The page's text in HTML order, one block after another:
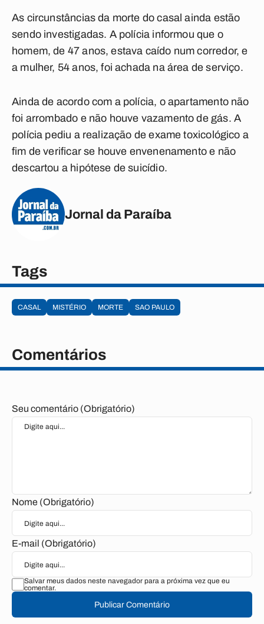
As circunstâncias da morte do casal ainda estão
sendo investigadas. A polícia informou que o
homem, de 47 anos, estava caído num corredor, e
a mulher, 54 anos, foi achada na área de serviço.
Ainda de acordo com a polícia, o apartamento não
foi arrombado e não houve vazamento de gás. A
polícia pediu a realização de exame toxicológico a
fim de verificar se houve envenenamento e não
descartou a hipótese de suicídio.
Jornal da Paraíba
Tags
CASAL MISTÉRIO MORTE SAO PAULO
Comentários
Seu comentário (Obrigatório)
Nome (Obrigatório)
E-mail (Obrigatório)
Salvar meus dados neste navegador para a próxima vez que eu
comentar.
Publicar Comentário